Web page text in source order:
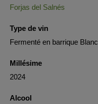
Forjas del Salnés
Type de vin
Fermenté en barrique Blanc
Millésime
2024
Alcool